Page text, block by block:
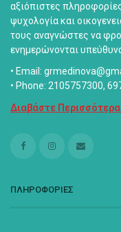
αξιόπιστες
ψυχολογία και
τους αναγνώστες να
ενημερώνονται
• Email:
• Phone: 2105757300,
Διαβάστε
ΠΛΗΡΟΦΟΡΙΕΣ